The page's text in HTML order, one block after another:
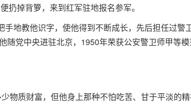
扔掉背箩，来到红军驻地报名参军。
地教他识字，使他得到不断成长，先后担任过警
党中央进驻北京，1950年荣获公安警卫师甲等
物质财富，但他身上那种不怕吃苦、甘于平淡的